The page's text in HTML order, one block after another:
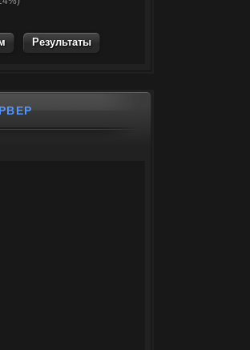
Результаты